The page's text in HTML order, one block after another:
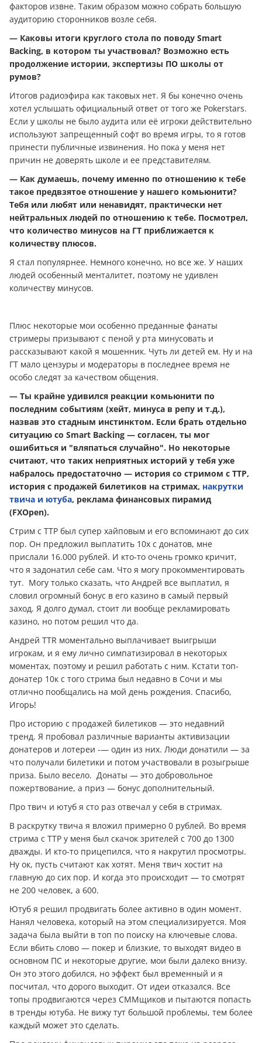
факторов извне. Таким образом можно собрать большую
аудиторию сторонников возле себя.
— Каковы итоги круглого стола по поводу Smart
Backing, в котором ты участвовал? Возможно есть
продолжение истории, экспертизы ПО школы от
румов?
Итогов радиоэфира как таковых нет. Я бы конечно очень
хотел услышать официальный ответ от того же Pokerstars.
Если у школы не было аудита или её игроки действительно
используют запрещенный софт во время игры, то я готов
принести публичные извинения. Но пока у меня нет
причин не доверять школе и ее представителям.
— Как думаешь, почему именно по отношению к тебе
такое предвзятое отношение у нашего комьюнити?
Тебя или любят или ненавидят, практически нет
нейтральных людей по отношению к тебе. Посмотрел,
что количество минусов на ГТ приближается к
количеству плюсов.
Я стал популярнее. Немного конечно, но все же. У наших
людей особенный менталитет, поэтому не удивлен
количеству минусов.
Плюс некоторые мои особенно преданные фанаты
стримеры призывают с пеной у рта минусовать и
рассказывают какой я мошенник. Чуть ли детей ем. Ну и на
ГТ мало цензуры и модераторы в последнее время не
особо следят за качеством общения.
— Ты крайне удивился реакции комьюнити по
последним событиям (хейт, минуса в репу и т.д.),
назвав это стадным инстинктом. Если брать отдельно
ситуацию со Smart Backing — согласен, ты мог
ошибиться и "вляпаться случайно". Но некоторые
считают, что таких неприятных историй у тебя уже
набралось предостаточно — история со стримом с ТТР,
история с продажей билетиков на стримах, накрутки
твича и ютуба, реклама финансовых пирамид
(FXOpen).
Стрим с ТТР был супер хайповым и его вспоминают до сих
пор. Он предложил выплатить 10х с донатов, мне
прислали 16.000 рублей. И кто-то очень громко кричит,
что я задонатил себе сам. Что я могу прокомментировать
тут. Могу только сказать, что Андрей все выплатил, я
словил огромный бонус в его казино в самый первый
заход. Я долго думал, стоит ли вообще рекламировать
казино, но потом решил что да.
Андрей TTR моментально выплачивает выигрыши
игрокам, и я ему лично симпатизировал в некоторых
моментах, поэтому и решил работать с ним. Кстати топ-
донатер 10к с того стрима был недавно в Сочи и мы
отлично пообщались на мой день рождения. Спасибо,
Игорь!
Про историю с продажей билетиков — это недавний
тренд. Я пробовал различные варианты активизации
донатеров и лотереи -— один из них. Люди донатили — за
что получали билетики и потом участвовали в розыгрыше
приза. Было весело. Донаты — это добровольное
пожертвование, а приз — бонус дополнительный.
Про твич и ютуб я сто раз отвечал у себя в стримах.
В раскрутку твича я вложил примерно 0 рублей. Во время
стрима с ТТР у меня был скачок зрителей с 700 до 1300
дважды. И кто-то прицепился, что я накрутил просмотры.
Ну ок, пусть считают как хотят. Меня твич хостит на
главную до сих пор. И когда это происходит — то смотрят
не 200 человек, а 600.
Ютуб я решил продвигать более активно в один момент.
Нанял человека, который на этом специализируется. Моя
задача была выйти в топ по поиску на ключевые слова.
Если вбить слово — покер и близкие, то выходят видео в
основном ПС и некоторые другие, мои были далеко внизу.
Он это этого добился, но эффект был временный и я
посчитал, что дорого выходит. От идеи отказался. Все
топы продвигаются через СММщиков и пытаются попасть
в тренды ютуба. Не вижу тут большой проблемы, тем более
каждый может это сделать.